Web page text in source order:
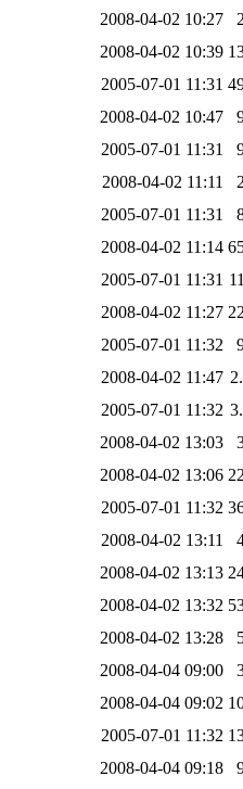
2008-04-02 10:27
2008-04-02 10:39
2005-07-01 11:31
2008-04-02 10:47
2005-07-01 11:31
2008-04-02 11:11
2005-07-01 11:31
2008-04-02 11:14
2005-07-01 11:31
2008-04-02 11:27
2005-07-01 11:32
2008-04-02 11:47
2005-07-01 11:32
2008-04-02 13:03
2008-04-02 13:06
2005-07-01 11:32
2008-04-02 13:11
2008-04-02 13:13
2008-04-02 13:32
2008-04-02 13:28
2008-04-04 09:00
2008-04-04 09:02
2005-07-01 11:32
2008-04-04 09:18